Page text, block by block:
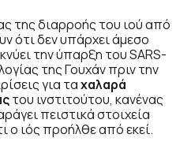
της διαρροής του ιού από
ότι δεν υπάρχει άμεσο
την ύπαρξη του SARS-
της Γουχάν πριν την
για ταχαλαρά
του ινστιτούτου, κανένας
πειστικά στοιχεία
ο ιός προήλθε από εκεί.